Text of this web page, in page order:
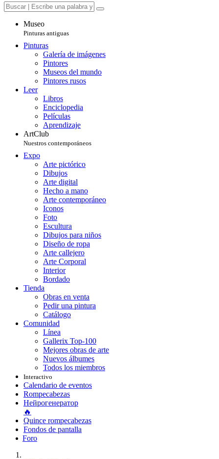
Museo
Pinturas antiguas
Pinturas
Galería de imágenes
Pintores
Museos del mundo
Pintores rusos
Leer
Libros
Enciclopedia
Películas
Aprendizaje
ArtClub
Nuestros contemporáneos
Expo
Arte pictórico
Dibujos
Arte digital
Hecho a mano
Arte contemporáneo
Iconos
Foto
Escultura
Dibujos para niños
Diseño de ropa
Arte callejero
Arte Corporal
Interior
Bordado
Tienda
Obras en venta
Pedir una pintura
Catálogo
Comunidad
Línea
Gallerix Top-100
Mejores obras de arte
Nuevos álbumes
Todos los miembros
Interactivo
Calendario de eventos
Rompecabezas
Нейрогенератор
🔥
Quince rompecabezas
Fondos de pantalla
Foro